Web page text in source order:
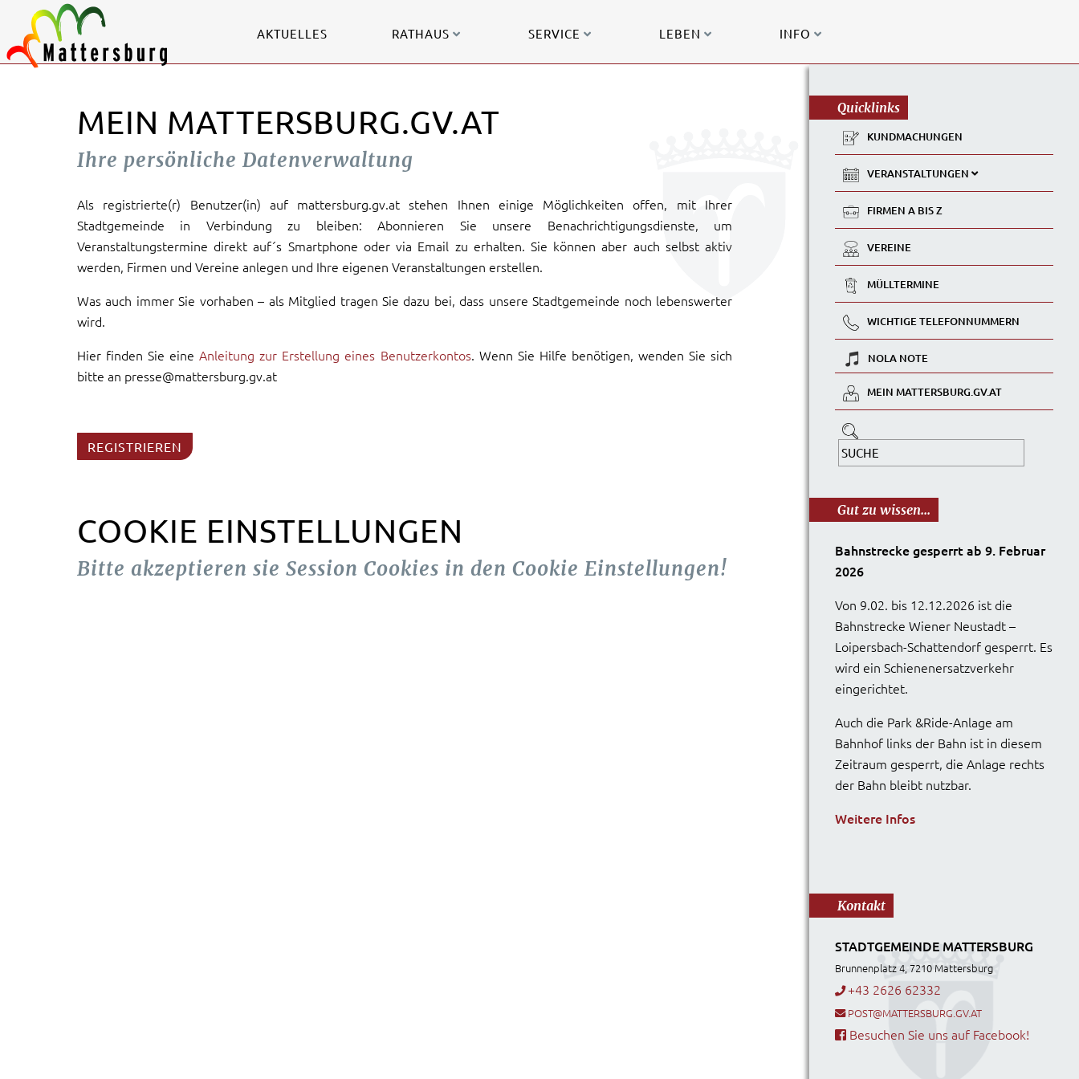
AKTUELLES RATHAUS SERVICE LEBEN INFO
MEIN MATTERSBURG.GV.AT
Ihre persönliche Datenverwaltung
Als registrierte(r) Benutzer(in) auf mattersburg.gv.at stehen Ihnen einige Möglichkeiten offen, mit Ihrer
Stadtgemeinde in Verbindung zu bleiben: Abonnieren Sie unsere Benachrichtigungsdienste, um
Veranstaltungstermine direkt auf´s Smartphone oder via Email zu erhalten. Sie können aber auch selbst aktiv
werden, Firmen und Vereine anlegen und Ihre eigenen Veranstaltungen erstellen.
Was auch immer Sie vorhaben – als Mitglied tragen Sie dazu bei, dass unsere Stadtgemeinde noch lebenswerter
wird.
Hier finden Sie eineAnleitung zur Erstellung eines Benutzerkontos. Wenn Sie Hilfe benötigen, wenden Sie sich
bitte an presse@mattersburg.gv.at
REGISTRIEREN
COOKIE EINSTELLUNGEN
Bitte akzeptieren sie Session Cookies in den Cookie Einstellungen!
Quicklinks
KUNDMACHUNGEN
VERANSTALTUNGEN
FIRMEN A BIS Z
VEREINE
MÜLLTERMINE
WICHTIGE TELEFONNUMMERN
NOLA NOTE
MEIN MATTERSBURG.GV.AT
Gut zu wissen...
Bahnstrecke gesperrt ab 9. Februar
2026
Von 9.02. bis 12.12.2026 ist die
Bahnstrecke Wiener Neustadt –
Loipersbach-Schattendorf gesperrt. Es
wird ein Schienenersatzverkehr
eingerichtet.
Auch die Park &Ride-Anlage am
Bahnhof links der Bahn ist in diesem
Zeitraum gesperrt, die Anlage rechts
der Bahn bleibt nutzbar.
Weitere Infos
Kontakt
STADTGEMEINDE MATTERSBURG
Brunnenplatz 4, 7210 Mattersburg
+43 2626 62332
POST@MATTERSBURG.GV.AT
Besuchen Sie uns auf Facebook!